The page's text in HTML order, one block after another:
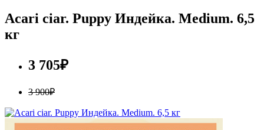
Acari ciar. Puppy Индейка. Medium. 6,5
кг
3 705₽
3 900₽